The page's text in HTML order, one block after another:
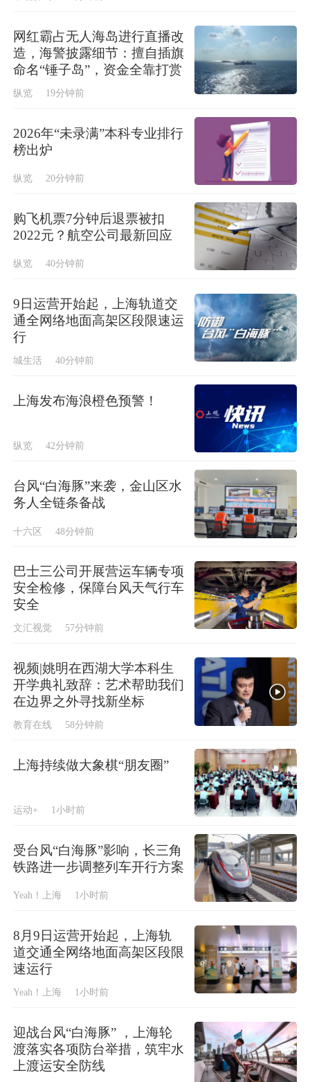
网红霸占无人海岛进行直播改
造，海警披露细节：擅自插旗
命名“锤子岛”，资金全靠打赏
纵览 19分钟前
2026年“未录满”本科专业排行
榜出炉
纵览 20分钟前
购飞机票7分钟后退票被扣
2022元？航空公司最新回应
纵览 40分钟前
9日运营开始起，上海轨道交
通全网络地面高架区段限速运
行
城生活 40分钟前
上海发布海浪橙色预警！
纵览 42分钟前
台风“白海豚”来袭，金山区水
务人全链条备战
十六区 48分钟前
巴士三公司开展营运车辆专项
安全检修，保障台风天气行车
安全
文汇视觉 57分钟前
视频|姚明在西湖大学本科生
开学典礼致辞：艺术帮助我们
在边界之外寻找新坐标
教育在线 58分钟前
上海持续做大象棋“朋友圈”
运动+ 1小时前
受台风“白海豚”影响，长三角
铁路进一步调整列车开行方案
Yeah！上海 1小时前
8月9日运营开始起，上海轨
道交通全网络地面高架区段限
速运行
Yeah！上海 1小时前
迎战台风“白海豚” ，上海轮
渡落实各项防台举措，筑牢水
上渡运安全防线